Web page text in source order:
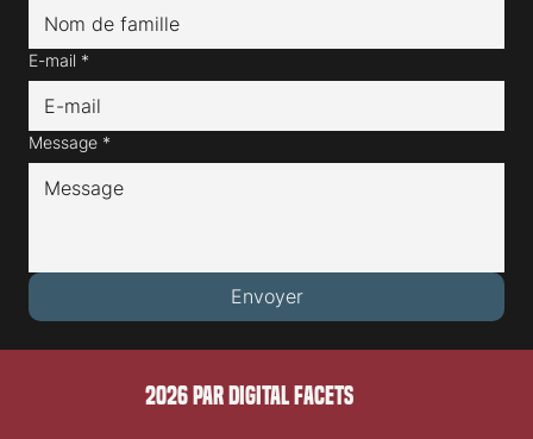
E-mail *
Message *
Envoyer
2026 PAR DIGITAL FACETS